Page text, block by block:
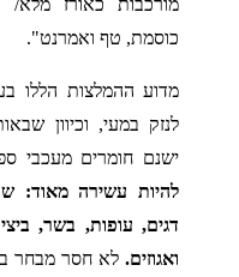
כוסמת, טף ואמרנט".
מדוע ההמלצות הללו
לנזק במעי, וכיוון
ישנם חומרים מעכבי
להיות עשירה מאוד:
דגים, עופות, בשר,
ואגוזים.לא חסר מבחר